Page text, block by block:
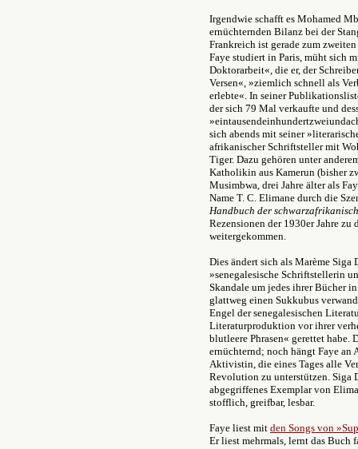
Irgendwie schafft es Mohamed
ernüchternden Bilanz bei der
Frankreich ist gerade zum
Faye studiert in Paris, müht sich
Doktorarbeit«, die er, der
Versen«, »ziemlich schnell als
erlebte«. In seiner
der sich 79 Mal verkaufte und
sich abends mit seiner
afrikanischer Schriftsteller mit
Tiger. Dazu gehören unter
Katholikin aus Kamerun (bisher
Musimbwa, drei Jahre älter als
Name T. C. Elimane durch die
Handbuch der
Rezensionen der 1930er Jahre
weitergekommen.
Dies ändert sich als Marème Siga
»senegalesische Schriftstellerin
Skandale um jedes ihrer Bücher
glattweg einen Sukkubus
Engel der senegalesischen
Literaturproduktion vor ihrer
blutleere Phrasen« gerettet habe.
ernüchternd; noch hängt Faye
Aktivistin, die eines Tages alle
Revolution zu unterstützen. Siga
abgegriffenes Exemplar von
stofflich, greifbar, lesbar.
Faye liest mit den Songs von
Er liest mehrmals, lernt das Buch